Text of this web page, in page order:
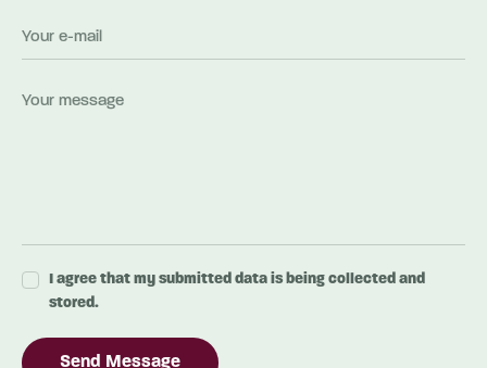
I agree that my submitted data is being collected and
stored.
Send Message